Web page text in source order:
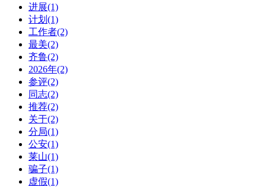
进展(1)
计划(1)
工作者(2)
最美(2)
齐鲁(2)
2026年(2)
参评(2)
同志(2)
推荐(2)
关于(2)
分局(1)
公安(1)
莱山(1)
骗子(1)
虚假(1)